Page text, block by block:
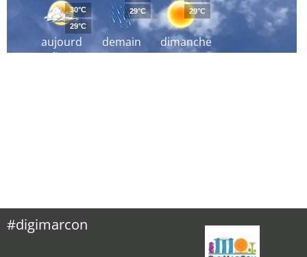
aujourd
´hui
30°C
29°C
demain
29°C
dimanche
29°C
#digimarcon